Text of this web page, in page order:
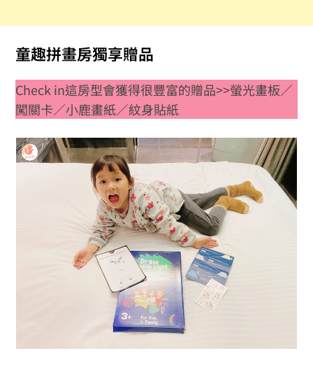
童趣拼畫房獨享贈品
Check in這房型會獲得很豐富的贈品>>螢光畫板／
闖關卡／小鹿畫紙／紋身貼紙